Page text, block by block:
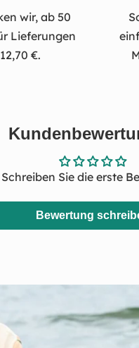
wir, ab 50
Lieferungen
€.
Schreiben Sie die erste
Bewertung